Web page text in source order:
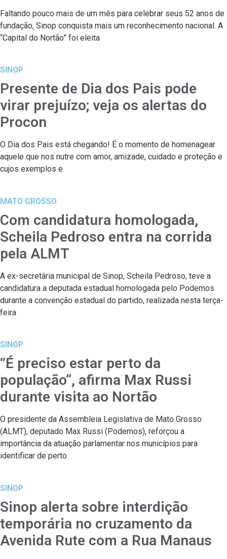
Faltando pouco mais de um mês para celebrar seus 52 anos de
fundação, Sinop conquista mais um reconhecimento nacional. A
“Capital do Nortão” foi eleita
SINOP
Presente de Dia dos Pais pode
virar prejuízo; veja os alertas do
Procon
O Dia dos Pais está chegando! É o momento de homenagear
aquele que nos nutre com amor, amizade, cuidado e proteção e
cujos exemplos e
MATO GROSSO
Com candidatura homologada,
Scheila Pedroso entra na corrida
pela ALMT
A ex-secretária municipal de Sinop, Scheila Pedroso, teve a
candidatura a deputada estadual homologada pelo Podemos
durante a convenção estadual do partido, realizada nesta terça-
feira
SINOP
“É preciso estar perto da
população”, afirma Max Russi
durante visita ao Nortão
O presidente da Assembleia Legislativa de Mato Grosso
(ALMT), deputado Max Russi (Podemos), reforçou a
importância da atuação parlamentar nos municípios para
identificar de perto
SINOP
Sinop alerta sobre interdição
temporária no cruzamento da
Avenida Rute com a Rua Manaus